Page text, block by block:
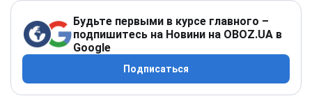
Будьте первыми в курсе главного –
подпишитесь на Новини на OBOZ.UA в
Google
Подписаться